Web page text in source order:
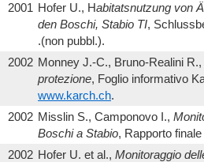
2001 Hofer U., Habitatsnutzung von
den Boschi, Stabio TI,
.(non pubbl.).
2002 Monney J.-C., Bruno-Realini R.,
protezione, Foglio informativo
www.karch.ch.
2002 Misslin S., Camponovo I.,
Boschi a Stabio, Rapporto
2002 Hofer U. et al., Monitoraggio